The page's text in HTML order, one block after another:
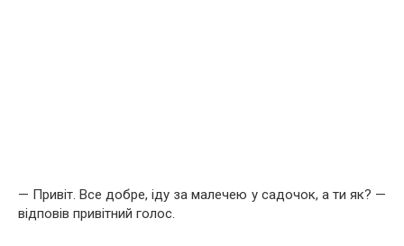
— Привіт. Все добре, іду за малечею у садочок, а ти як? —
відповів привітний голос.